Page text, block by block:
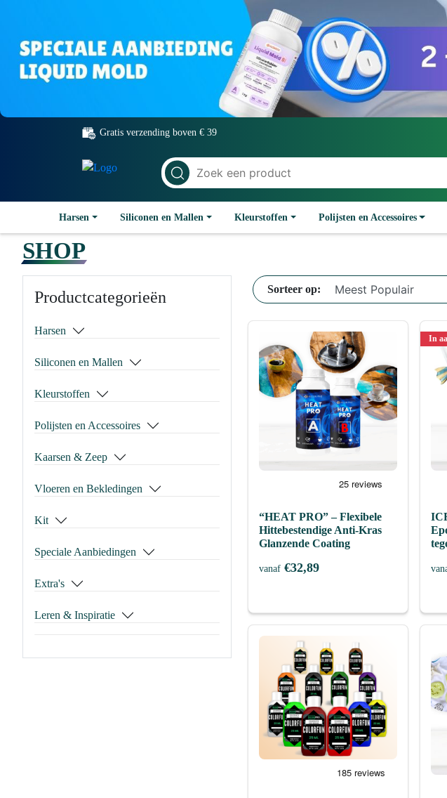
Gratis verzending boven € 39
Harsen Siliconen en Mallen Kleurstoffen Polijsten en Accessoires
SHOP
Productcategorieën
Harsen
Siliconen en Mallen
Kleurstoffen
Polijsten en Accessoires
Kaarsen & Zeep
Vloeren en Bekledingen
Kit
Speciale Aanbiedingen
Extra's
Leren & Inspiratie
Sorteer op:
“HEAT PRO” – Flexibele
Hittebestendige Anti-Kras
Glanzende Coating
vanaf €32,89
In